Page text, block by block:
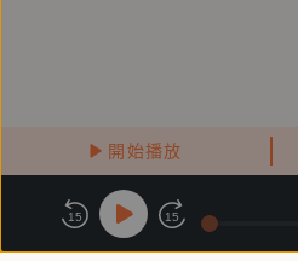
開始播放
關於鏡好聽
商務合作 付費條款
15 15